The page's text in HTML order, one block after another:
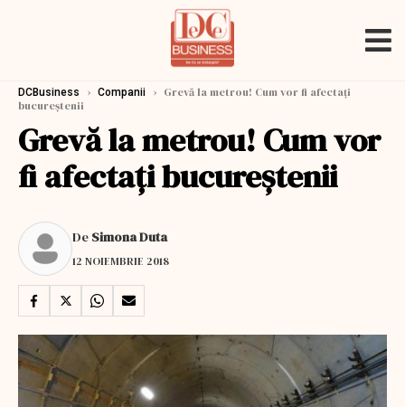
DCBusiness › Companii › Grevă la metrou! Cum vor fi afectați
bucureștenii
Grevă la metrou! Cum vor
fi afectați bucureștenii
De Simona Duta
12 NOIEMBRIE 2018